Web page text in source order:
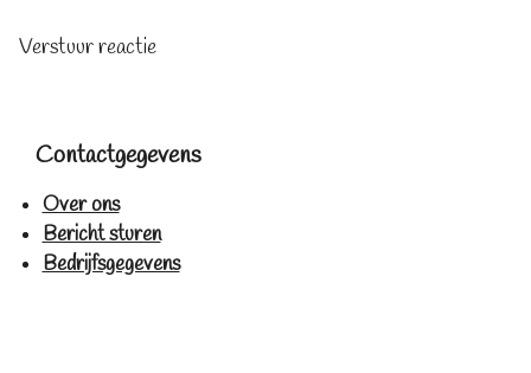
Verstuur reactie
Contactgegevens
Over ons
Bericht sturen
Bedrijfsgegevens